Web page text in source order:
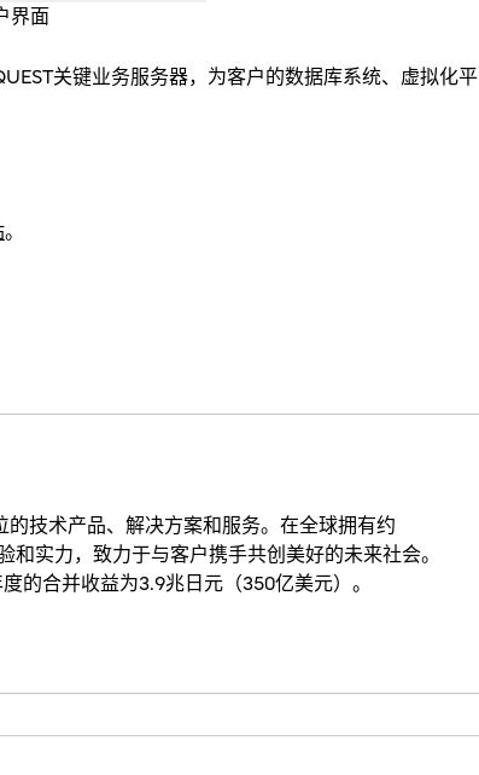
界面
关键业务服务器，为客户的数据库系统、虚拟化平
。
技术产品、解决方案和服务。在全球拥有约
实力，致力于与客户携手共创美好的未来社会。
的合并收益为3.9兆日元（350亿美元）。